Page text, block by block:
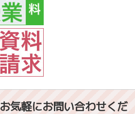
お気軽にお問い合わせくだ